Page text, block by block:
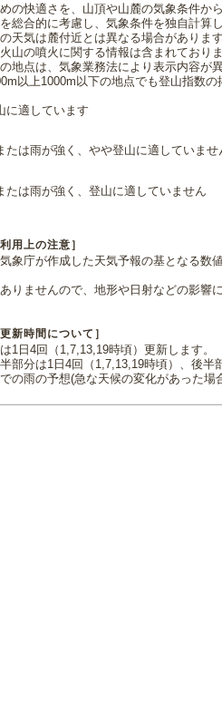
の快適さを、山頂や山麓の気象条件か
総合的に考慮し、気象条件を独自計算し
天気は麓付近とは異なる場合がありま
山の噴火に関する情報は含まれておりま
地点は、気象業務法により表示内容が異
以上1000m以下の地点でも登山指数の
に適しています
たは雨が強く、やや登山に適していませ
たは雨が強く、登山に適していません
用上の注意］
象庁が作成した天気予報の基となる数
りませんので、地形や日射などの影響
新時間について］
1日4回（1,7,13,19時頃）更新します。
部分は1日4回（1,7,13,19時頃）、後半
の雨の予想(急な天候の変化があった場